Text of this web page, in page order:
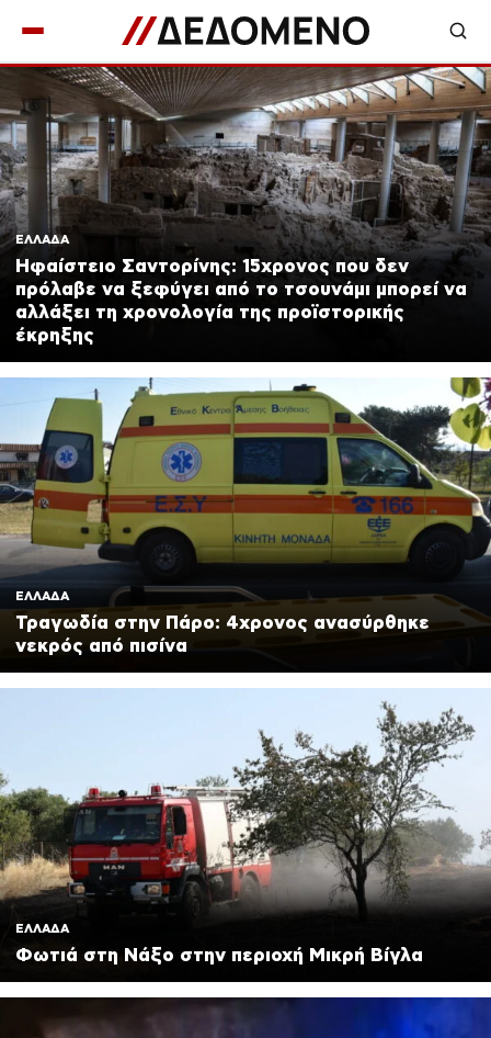
ΔΕΔΟΜΕΝΟ — Ειδήσεις,
ΕΛΛΑΔΑ
Ηφαίστειο Σαντορίνης: 15χρονος που δεν
πρόλαβε να ξεφύγει από το τσουνάμι μπορεί να
αλλάξει τη χρονολογία της προϊστορικής
έκρηξης
ΕΛΛΑΔΑ
Τραγωδία στην Πάρο: 4χρονος ανασύρθηκε
νεκρός από πισίνα
ΕΛΛΑΔΑ
Φωτιά στη Νάξο στην περιοχή Μικρή Βίγλα